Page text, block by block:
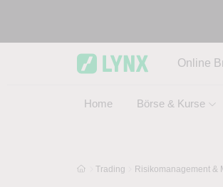
Online
Home Börse & Kurse
Trading Risikomanagement &